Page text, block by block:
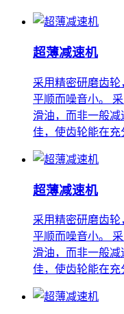
超薄减速机
采用精密研磨齿
平顺而噪音小。
滑油，而非一般
佳，使齿轮能在充
超薄减速机
采用精密研磨齿
平顺而噪音小。
滑油，而非一般
佳，使齿轮能在充